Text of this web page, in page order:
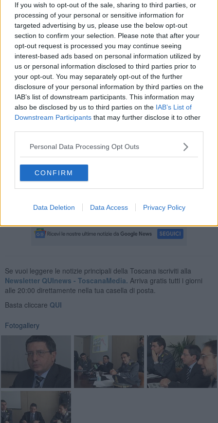
If you wish to opt-out of the sale, sharing to third parties, or
processing of your personal or sensitive information for
targeted advertising by us, please use the below opt-out
section to confirm your selection. Please note that after your
opt-out request is processed you may continue seeing
interest-based ads based on personal information utilized by
us or personal information disclosed to third parties prior to
your opt-out. You may separately opt-out of the further
disclosure of your personal information by third parties on the
IAB’s list of downstream participants. This information may
also be disclosed by us to third parties on the IAB’s List of
Downstream Participants that may further disclose it to other
Personal Data Processing Opt Outs
CONFIRM
Data Deletion Data Access Privacy Policy
erano intestate le società fittizie su cui venivano scaricati i costi, fra
cui un’intera famiglia che si è definita "prestanome di professione" e
un pensionato napoletano di 82 anni che risultava amministratore
di aziende con fatturati a sei zeri.
In pratica l'organizzazione aveva costruito una piramide societaria
al cui vertice c’erano le società della coppia di imprenditori
vercelleso, marito e moglie, i quali dopo aver vinto appalti per la
gestione di magazzini di merce e vari servizi alberghieri in Toscana,
Lazio, Emilia Romagna, Liguria, Piemonte e Valle d'Aosta, li
inesistenti.
Nel corso dell’inchiesta, le Fiamme gialle hanno posto sotto
sequestro preventivo beni mobili e immobili per oltre 42 milioni di
euro.
servizio video
Se vuoi leggere le notizie principali della Toscana iscriviti alla
Newsletter QUInews - ToscanaMedia. Arriva gratis tutti i giorni
alle 20:00 direttamente nella tua casella di posta.
Basta cliccare QUI
Fotogallery